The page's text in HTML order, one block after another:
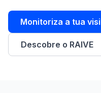
AGIR
Monitoriza a tua
Descobre o RAIVE